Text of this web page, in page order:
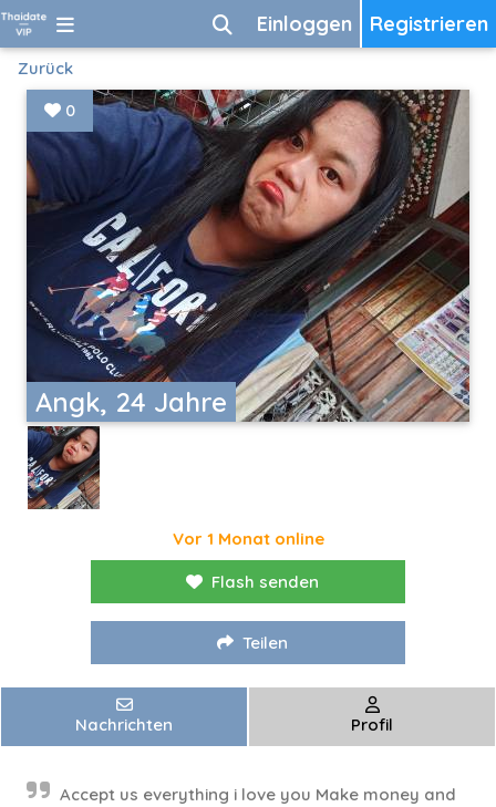
Registrieren
Einloggen
Zurück
Angk, 24 Jahre
0
Vor 1 Monat online
Flash senden
Teilen
Nachrichten Profil
Accept us everything i love you Make money and